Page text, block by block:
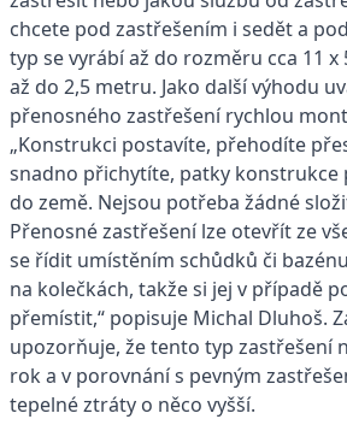
chcete pod zastřešením i sedět a
typ se vyrábí až do rozměru cca 11 x
až do 2,5 metru. Jako další výhodu
přenosného zastřešení rychlou
„Konstrukci postavíte, přehodíte
snadno přichytíte, patky konstrukce
do země. Nejsou potřeba žádné
Přenosné zastřešení lze otevřít ze
se řídit umístěním schůdků či
na kolečkách, takže si jej v případě
přemístit,“ popisuje Michal Dluhoš.
upozorňuje, že tento typ zastřešení
rok a v porovnání s pevným
tepelné ztráty o něco vyšší.